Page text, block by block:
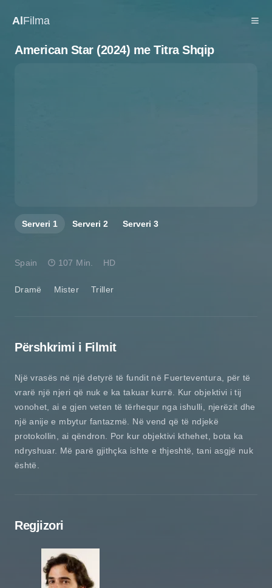
Al Filma
American Star (2024) me Titra Shqip
Serveri 1 Serveri 2 Serveri 3
Dramë Mister Triller
Spain 107 Min. HD
Përshkrimi i Filmit
Një vrasës në një detyrë të fundit në Fuerteventura, për të
vrarë një njeri që nuk e ka takuar kurrë. Kur objektivi i tij
vonohet, ai e gjen veten të tërhequr nga ishulli, njerëzit dhe
një anije e mbytur fantazmë. Në vend që të ndjekë
protokollin, ai qëndron. Por kur objektivi kthehet, bota ka
ndryshuar. Më parë gjithçka ishte e thjeshtë, tani asgjë nuk
është.
Regjizori